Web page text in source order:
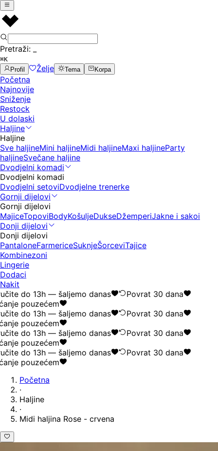
Pretraži:
⌘K
Profil
Želje Tema Korpa
Početna
Najnovije
Sniženje
Restock
U dolaski
Haljine
Haljine
Sve haljineMini haljineMidi haljineMaxi haljineParty
haljineSvečane haljine
Dvodjelni komadi
Dvodjelni komadi
Dvodjelni setoviDvodjelne trenerke
Gornji dijelovi
Gornji dijelovi
MajiceTopoviBodyKošuljeDukseDžemperiJakne i sakoi
Donji dijelovi
Donji dijelovi
PantaloneFarmericeSuknjeŠorceviTajice
Kombinezoni
Lingerie
Dodaci
Nakit
do 13h — šaljemo danas
Povrat 30 dana
pouzećem
do 13h — šaljemo danas
Povrat 30 dana
pouzećem
do 13h — šaljemo danas
Povrat 30 dana
pouzećem
do 13h — šaljemo danas
Povrat 30 dana
pouzećem
Početna
·
Haljine
·
Midi haljina Rose - crvena